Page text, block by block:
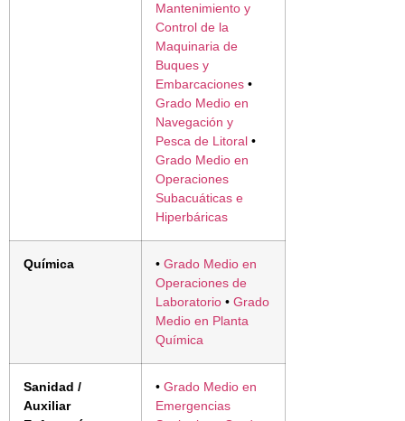
Mantenimiento y
Control de la
Maquinaria de
Buques y
Embarcaciones •
Grado Medio en
Navegación y
Pesca de Litoral •
Grado Medio en
Operaciones
Subacuáticas e
Hiperbáricas
Química • Grado Medio en
Operaciones de
Laboratorio • Grado
Medio en Planta
Química
Sanidad /
Auxiliar
• Grado Medio en
Emergencias